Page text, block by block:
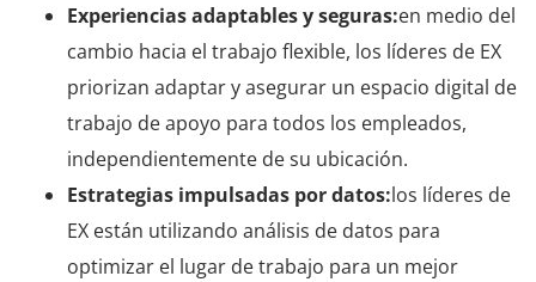
Experiencias adaptables y seguras:en medio del
cambio hacia el trabajo flexible, los líderes de EX
priorizan adaptar y asegurar un espacio digital de
trabajo de apoyo para todos los empleados,
independientemente de su ubicación.
Estrategias impulsadas por datos:los líderes de
EX están utilizando análisis de datos para
optimizar el lugar de trabajo para un mejor